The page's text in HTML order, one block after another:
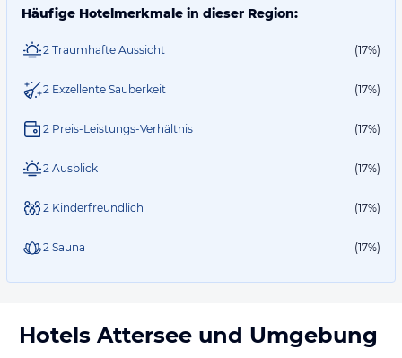
Häufige Hotelmerkmale in dieser Region:
2 Traumhafte Aussicht (17%)
2 Exzellente Sauberkeit (17%)
2 Preis-Leistungs-Verhältnis (17%)
2 Ausblick (17%)
2 Kinderfreundlich (17%)
2 Sauna (17%)
Hotels Attersee und Umgebung